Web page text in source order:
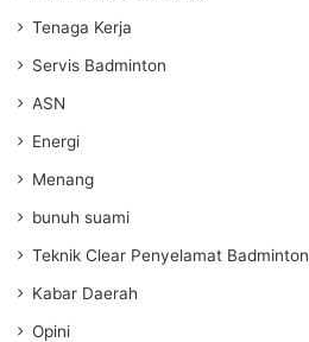
Tenaga Kerja
Servis Badminton
ASN
Energi
Menang
bunuh suami
Teknik Clear Penyelamat Badminton
Kabar Daerah
Opini